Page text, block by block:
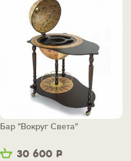
30 600 Р
Бар "Вокруг Света"